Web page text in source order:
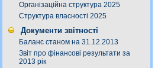
Організаційна структура 2025
Структура власності 2025
Документи звітності
Баланс станом на 31.12.2013
Звіт про фінансові результати за
2013 рік